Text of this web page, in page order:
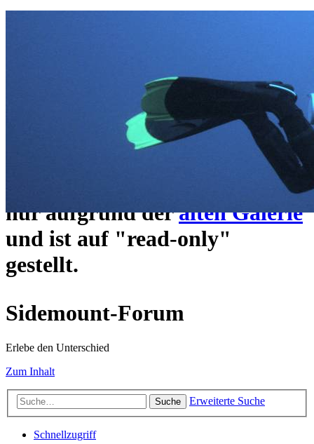
umgezogen und wie gewohnt
https://www.sidemount-
erreichbar.
Das alte Forum hier existiert
nur aufgrund deralten Galerie
und ist auf "read-only"
gestellt.
Sidemount-Forum
Erlebe den Unterschied
Zum Inhalt
Suche Erweiterte Suche
Schnellzugriff